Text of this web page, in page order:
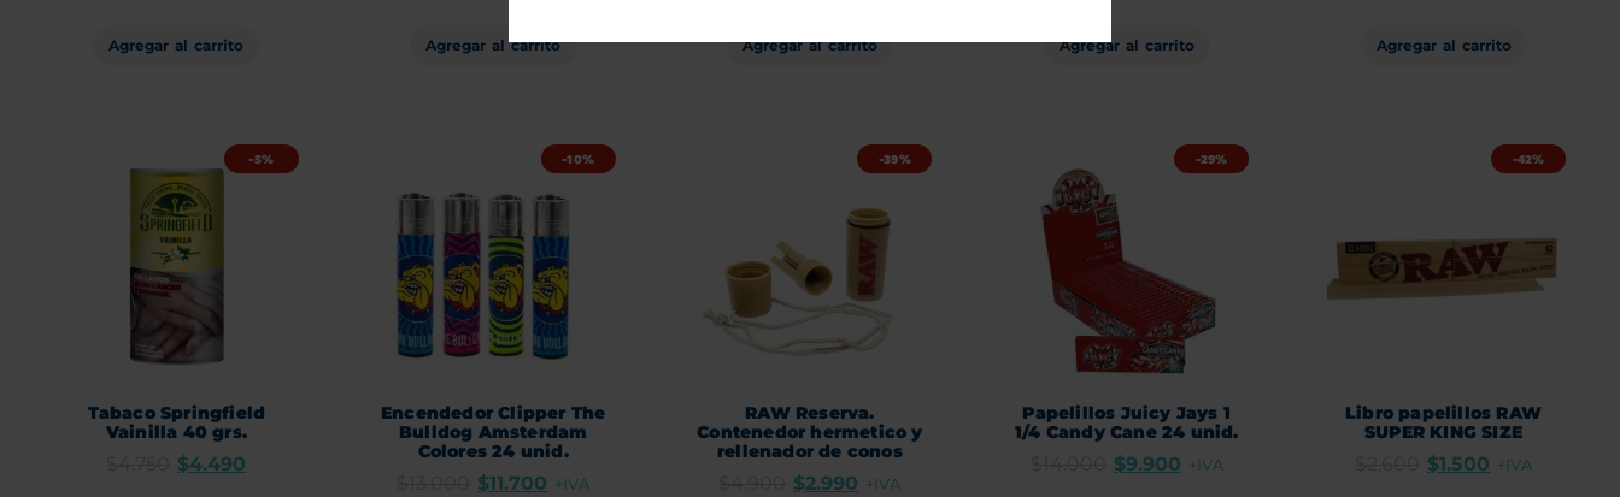
Agregar al carrito Agregar al carrito Agregar al carrito Agregar al carrito Agregar al carrito
-5%
Tabaco Springfield
Vainilla 40 grs.
$4.490
-10%
Encendedor Clipper The
Bulldog Amsterdam
Colores 24 unid.
$11.700 +IVA
-39%
RAW Reserva.
Contenedor hermetico y
rellenador de conos
$2.990 +IVA
-29%
Papelillos Juicy Jays 1
1/4 Candy Cane 24 unid.
$9.900 +IVA
-42%
Libro papelillos RAW
SUPER KING SIZE
$1.500 +IVA